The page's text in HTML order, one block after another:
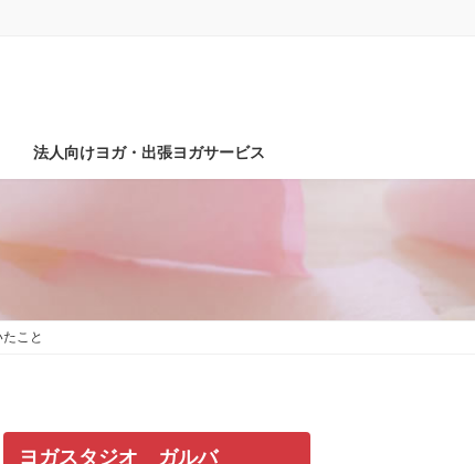
法人向けヨガ・出張ヨガサービス
こと
ヨガスタジオ ガルバ